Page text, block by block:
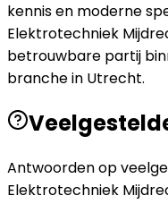
kennis en moderne
Elektrotechniek
betrouwbare partij
branche in Utrecht.
Antwoorden op
Elektrotechniek